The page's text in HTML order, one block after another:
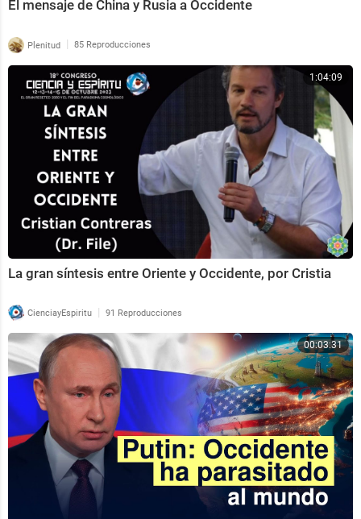
El mensaje de China y Rusia a Occidente
Plenitud | 85 Reproducciones
1:04:09
La gran síntesis entre Oriente y Occidente, por Cristia
CienciayEspiritu | 91 Reproducciones
00:03:31